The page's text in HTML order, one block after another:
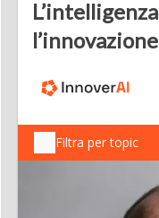
l’innovazione
Filtra per topic